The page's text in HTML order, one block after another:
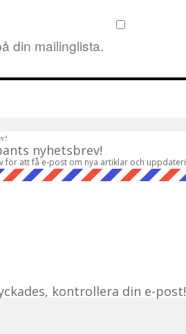
din mailinglista.
nyhetsbrev!
för att få e-post om nya artiklar och
kontrollera din e-post!